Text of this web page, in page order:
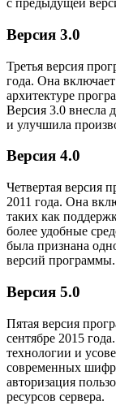
с предыдущей
Версия 3.0
Третья версия
года. Она
архитектуре
Версия 3.0 внесла
и улучшила
Версия 4.0
Четвертая версия
2011 года. Она
таких как
более удобные
была признана
версий программы.
Версия 5.0
Пятая версия
сентябре 2015
технологии и
современных
авторизация
ресурсов сервера.